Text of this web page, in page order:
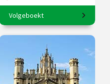
4-daagse reis o.l.v. Robert-
Jan Muller.
€ 1590.00
vanaf 16
aug.
Op locatie
Volgeboekt